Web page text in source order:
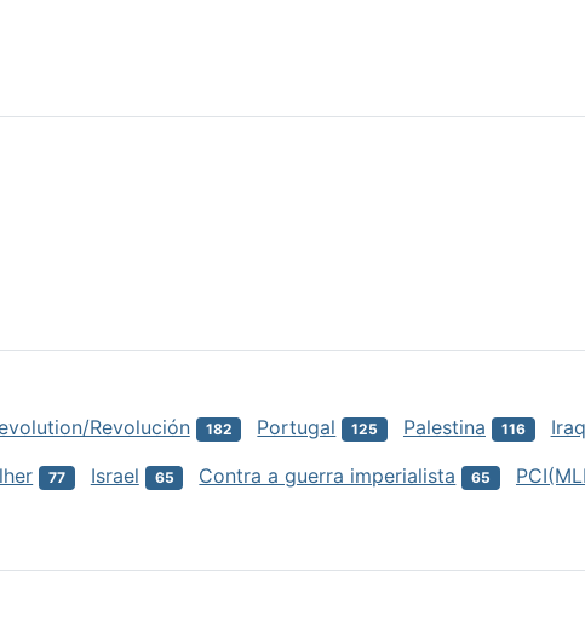
Revolución 182 Portugal 125 Palestina 116
77 Israel 65 Contra a guerra imperialista 65